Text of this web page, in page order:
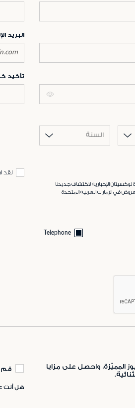
البريد
تأكيد
السنة
الإخبارية لاكتشاف جديدنا
في الإمارات العربية المتحدة
لقد
Telephone
المميّزة، واحصل على مزايا
قم
هل أنت